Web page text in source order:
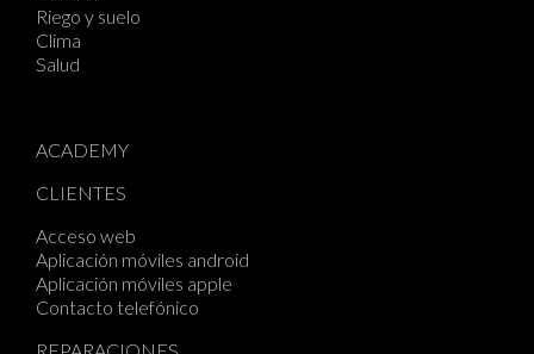
Riego y suelo
Clima
Salud
ACADEMY
CLIENTES
Acceso web
Aplicación móviles android
Aplicación móviles apple
Contacto telefónico